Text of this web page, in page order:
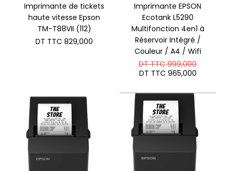
Imprimante de tickets
haute vitesse Epson
TM-T88VII (112)
DT TTC 829,000
Imprimante EPSON
Ecotank L5290
Multifonction 4en1 à
Réservoir Intégré /
Couleur / A4 / Wifi
DT TTC999,000Le
DT
DT TTC 965,000Le
est :